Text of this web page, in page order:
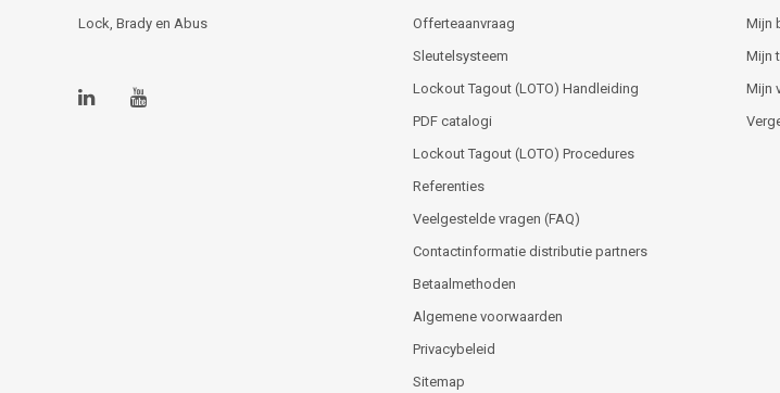
Lock, Brady en Abus
Offerteaanvraag
Sleutelsysteem
Lockout Tagout (LOTO) Handleiding
PDF catalogi
Lockout Tagout (LOTO) Procedures
Referenties
Veelgestelde vragen (FAQ)
Contactinformatie distributie partners
Betaalmethoden
Algemene voorwaarden
Privacybeleid
Sitemap
Mijn
Mijn
Mijn